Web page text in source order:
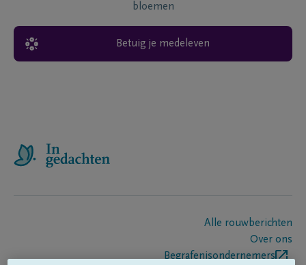
bloemen
Betuig je medeleven
Alle rouwberichten
Over ons
Begrafenisondernemers